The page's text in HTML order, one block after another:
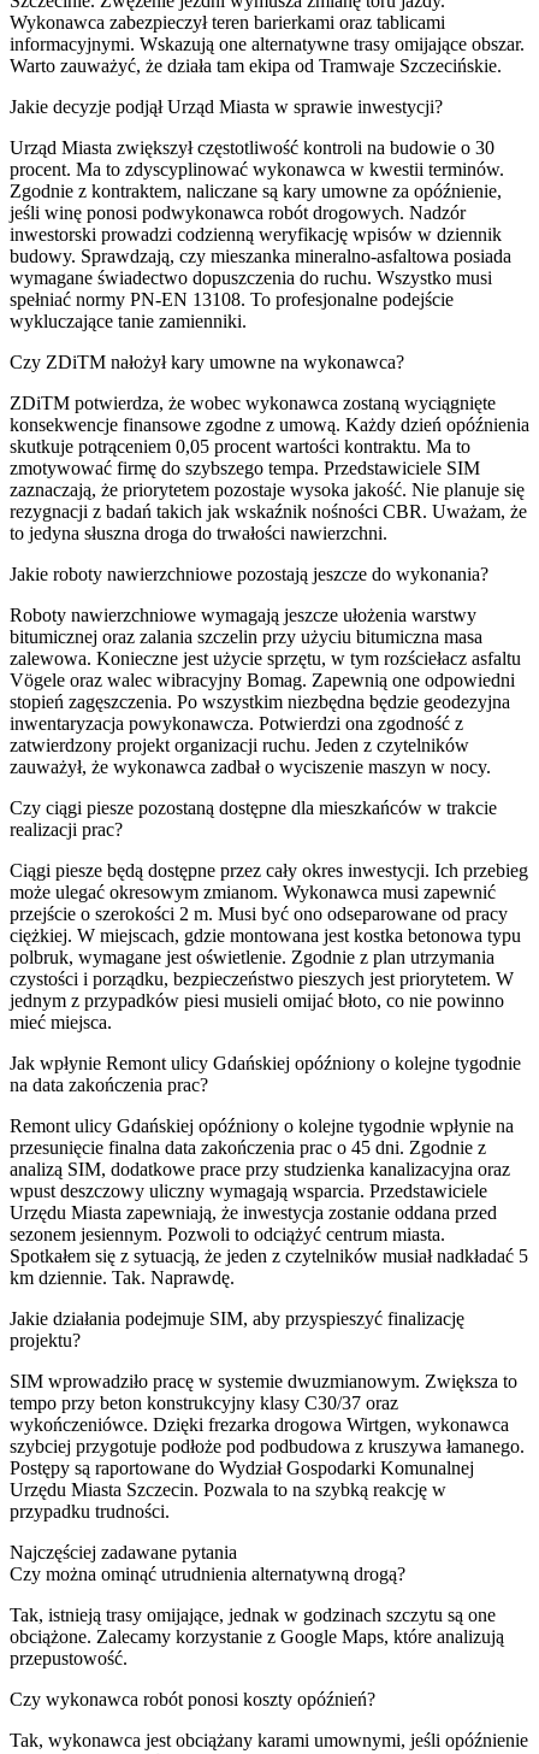
Wykonawca zabezpieczył teren barierkami oraz tablicami
informacyjnymi. Wskazują one alternatywne trasy omijające obszar.
Warto zauważyć, że działa tam ekipa od Tramwaje Szczecińskie.
Jakie decyzje podjął Urząd Miasta w sprawie inwestycji?
Urząd Miasta zwiększył częstotliwość kontroli na budowie o 30
procent. Ma to zdyscyplinować wykonawca w kwestii terminów.
Zgodnie z kontraktem, naliczane są kary umowne za opóźnienie,
jeśli winę ponosi podwykonawca robót drogowych. Nadzór
inwestorski prowadzi codzienną weryfikację wpisów w dziennik
budowy. Sprawdzają, czy mieszanka mineralno-asfaltowa posiada
wymagane świadectwo dopuszczenia do ruchu. Wszystko musi
spełniać normy PN-EN 13108. To profesjonalne podejście
wykluczające tanie zamienniki.
Czy ZDiTM nałożył kary umowne na wykonawca?
ZDiTM potwierdza, że wobec wykonawca zostaną wyciągnięte
konsekwencje finansowe zgodne z umową. Każdy dzień opóźnienia
skutkuje potrąceniem 0,05 procent wartości kontraktu. Ma to
zmotywować firmę do szybszego tempa. Przedstawiciele SIM
zaznaczają, że priorytetem pozostaje wysoka jakość. Nie planuje się
rezygnacji z badań takich jak wskaźnik nośności CBR. Uważam, że
to jedyna słuszna droga do trwałości nawierzchni.
Jakie roboty nawierzchniowe pozostają jeszcze do wykonania?
Roboty nawierzchniowe wymagają jeszcze ułożenia warstwy
bitumicznej oraz zalania szczelin przy użyciu bitumiczna masa
zalewowa. Konieczne jest użycie sprzętu, w tym rozściełacz asfaltu
Vögele oraz walec wibracyjny Bomag. Zapewnią one odpowiedni
stopień zagęszczenia. Po wszystkim niezbędna będzie geodezyjna
inwentaryzacja powykonawcza. Potwierdzi ona zgodność z
zatwierdzony projekt organizacji ruchu. Jeden z czytelników
zauważył, że wykonawca zadbał o wyciszenie maszyn w nocy.
Czy ciągi piesze pozostaną dostępne dla mieszkańców w trakcie
realizacji prac?
Ciągi piesze będą dostępne przez cały okres inwestycji. Ich przebieg
może ulegać okresowym zmianom. Wykonawca musi zapewnić
przejście o szerokości 2 m. Musi być ono odseparowane od pracy
ciężkiej. W miejscach, gdzie montowana jest kostka betonowa typu
polbruk, wymagane jest oświetlenie. Zgodnie z plan utrzymania
czystości i porządku, bezpieczeństwo pieszych jest priorytetem. W
jednym z przypadków piesi musieli omijać błoto, co nie powinno
mieć miejsca.
Jak wpłynie Remont ulicy Gdańskiej opóźniony o kolejne tygodnie
na data zakończenia prac?
Remont ulicy Gdańskiej opóźniony o kolejne tygodnie wpłynie na
przesunięcie finalna data zakończenia prac o 45 dni. Zgodnie z
analizą SIM, dodatkowe prace przy studzienka kanalizacyjna oraz
wpust deszczowy uliczny wymagają wsparcia. Przedstawiciele
Urzędu Miasta zapewniają, że inwestycja zostanie oddana przed
sezonem jesiennym. Pozwoli to odciążyć centrum miasta.
Spotkałem się z sytuacją, że jeden z czytelników musiał nadkładać 5
km dziennie. Tak. Naprawdę.
Jakie działania podejmuje SIM, aby przyspieszyć finalizację
projektu?
SIM wprowadziło pracę w systemie dwuzmianowym. Zwiększa to
tempo przy beton konstrukcyjny klasy C30/37 oraz
wykończeniówce. Dzięki frezarka drogowa Wirtgen, wykonawca
szybciej przygotuje podłoże pod podbudowa z kruszywa łamanego.
Postępy są raportowane do Wydział Gospodarki Komunalnej
Urzędu Miasta Szczecin. Pozwala to na szybką reakcję w
przypadku trudności.
Najczęściej zadawane pytania
Czy można ominąć utrudnienia alternatywną drogą?
Tak, istnieją trasy omijające, jednak w godzinach szczytu są one
obciążone. Zalecamy korzystanie z Google Maps, które analizują
przepustowość.
Czy wykonawca robót ponosi koszty opóźnień?
Tak, wykonawca jest obciążany karami umownymi, jeśli opóźnienie